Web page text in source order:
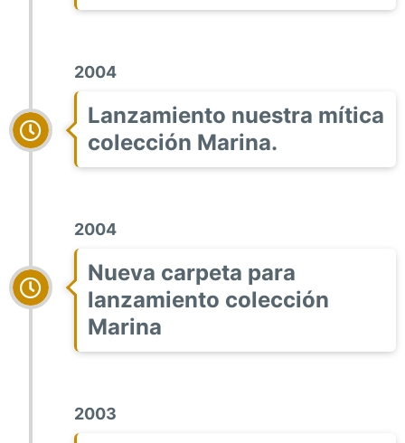
2004
Lanzamiento nuestra mítica
colección Marina.
2004
Nueva carpeta para
lanzamiento colección
Marina
2003